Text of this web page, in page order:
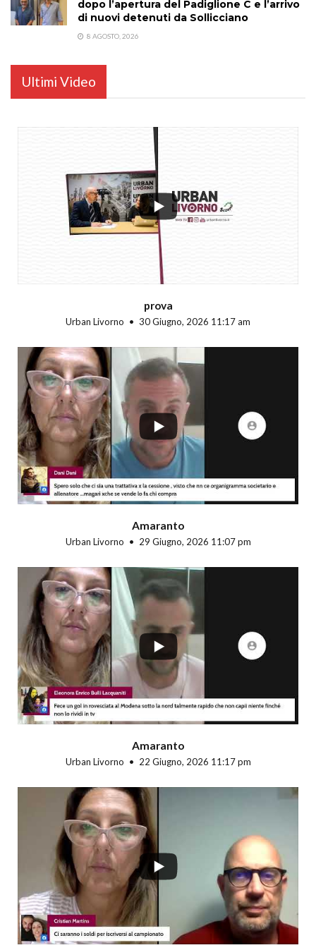
dopo l’apertura del Padiglione C e l’arrivo
di nuovi detenuti da Sollicciano
8 AGOSTO, 2026
Ultimi Video
prova
Urban Livorno 30 Giugno, 2026 11:17 am
Amaranto
Urban Livorno 29 Giugno, 2026 11:07 pm
Amaranto
Urban Livorno 22 Giugno, 2026 11:17 pm